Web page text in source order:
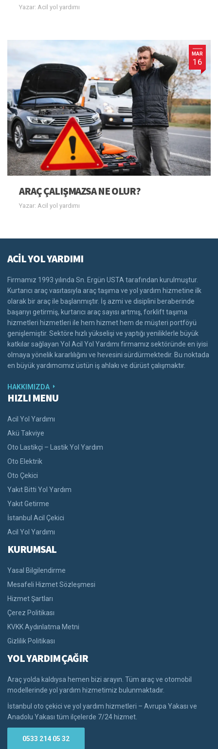
Yazar: Acil yol yardımı
MAR
16
ARAÇ ÇALIŞMAZSA NE OLUR?
Yazar: Acil yol yardımı
ACİL YOL YARDIMI
Firmamız 1993 yılında Sn. Ergün USTA tarafından kurulmuştur.
Kurtarıcı araç vasıtasıyla araç taşıma ve yol yardım hizmetine ilk
olarak bir araç ile başlanmıştır. İş azmi ve disiplini beraberinde
başarıyı getirmiş, kurtarıcı araç sayısı artmış, forklift taşıma
hizmetleri hizmetleri ile hem hizmet hem de müşteri portföyü
genişlemiştir. Sektöre hızlı yükselişi ve yaptığı yeniliklerle büyük
katkılar sağlayan Yol Acil Yol Yardımı firmamız sektöründe en iyisi
olmaya yönelik kararlılığını ve hevesini sürdürmektedir. Bu noktada
en büyük yardımcımız üstün iş ahlakı ve dürüst çalışmaktır.
HAKKIMIZDA
HIZLI MENU
Acil Yol Yardımı
Akü Takviye
Oto Lastikçi – Lastik Yol Yardım
Oto Elektrik
Oto Çekici
Yakıt Bitti Yol Yardım
Yakıt Getirme
İstanbul Acil Çekici
Acil Yol Yardımı
KURUMSAL
Yasal Bilgilendirme
Mesafeli Hizmet Sözleşmesi
Hizmet Şartları
Çerez Politikası
KVKK Aydınlatma Metni
Gizlilik Politikası
YOL YARDIM ÇAĞIR
Araç yolda kaldıysa hemen bizi arayın. Tüm araç ve otomobil
modellerinde yol yardım hizmetimiz bulunmaktadır.
İstanbul oto çekici ve yol yardım hizmetleri – Avrupa Yakası ve
Anadolu Yakası tüm ilçelerde 7/24 hizmet.
0533 214 05 32